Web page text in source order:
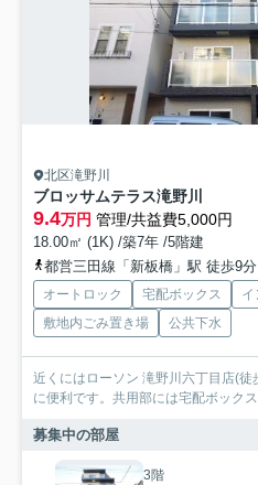
北区滝野川
ブロッサムテラス滝野川
9.4万円 管理/共益費5,000円
18.00㎡ (1K) /築7年 /5階建
都営三田線「新板橋」駅 徒歩9分
オートロック 宅配ボックス
イ
敷地内ごみ置き場
公共下水
近くにはローソン 滝野川六丁目店(
に便利です。共用部には宅配ボック
募集中の部屋
3階